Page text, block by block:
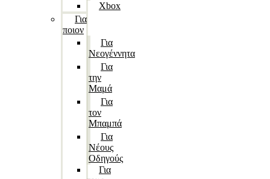
Xbox
Για
ποιον
Για
Νεογέννητα
Για
την
Μαμά
Για
τον
Μπαμπά
Για
Νέους
Οδηγούς
Για